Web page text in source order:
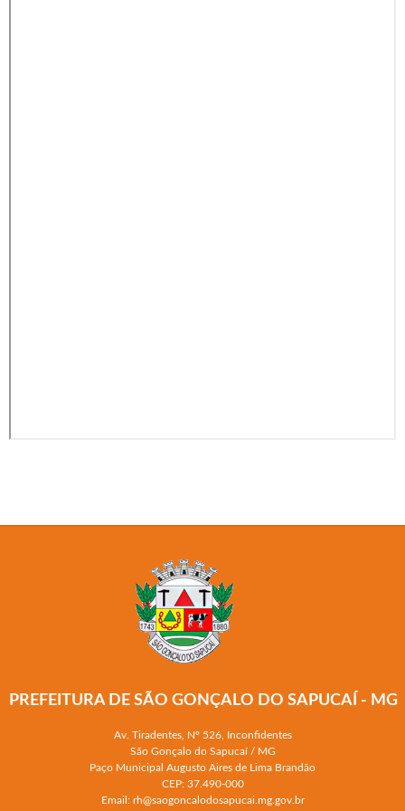
PREFEITURA DE SÃO GONÇALO DO SAPUCAÍ - MG
Av. Tiradentes, Nº 526, Inconfidentes
São Gonçalo do Sapucaí / MG
Paço Municipal Augusto Aires de Lima Brandão
CEP: 37.490-000
Email: rh@saogoncalodosapucai.mg.gov.br